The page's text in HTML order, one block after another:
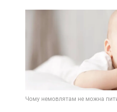
Африка
Чому немовлятам не можна